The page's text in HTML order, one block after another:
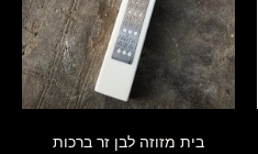
בית מזוזה לבן זר ברכות